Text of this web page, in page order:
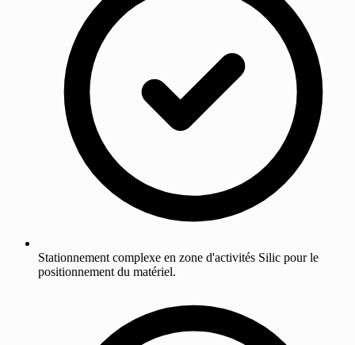
Stationnement complexe en zone d'activités Silic pour le
positionnement du matériel.